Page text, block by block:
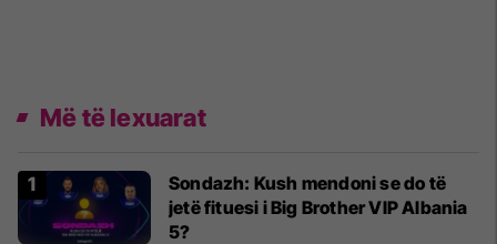
Më të lexuarat
Sondazh: Kush mendoni se do të
jetë fituesi i Big Brother VIP Albania
5?